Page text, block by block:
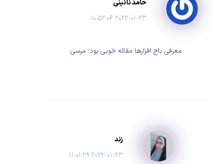
حامد نائینی
۲۰۲۲-۰۱-۲۳ ۱۰:۵۲:۰۶
معرفی باج افزارها مقاله خوبی بود؛ مرسی
زند
۲۰۲۲-۰۱-۲۳ ۱۱:۰۱:۲۹